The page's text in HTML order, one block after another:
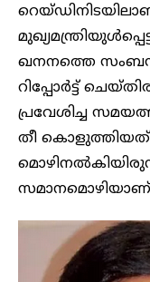
ഖനനത്തെ
റിപ്പോർട്ട്
പ്രവേശിച്ച
തീ